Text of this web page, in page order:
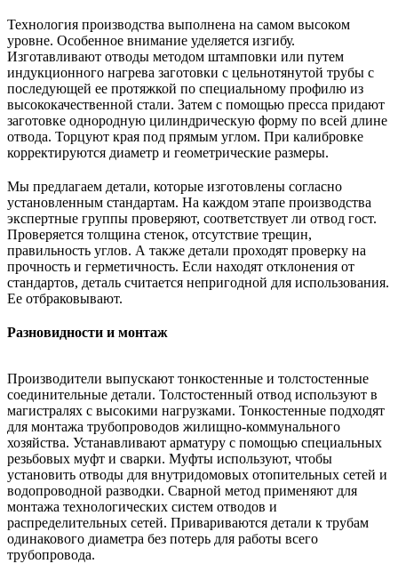
Технология производства выполнена на самом высоком
уровне. Особенное внимание уделяется изгибу.
Изготавливают отводы методом штамповки или путем
индукционного нагрева заготовки с цельнотянутой трубы с
последующей ее протяжкой по специальному профилю из
высококачественной стали. Затем с помощью пресса придают
заготовке однородную цилиндрическую форму по всей длине
отвода. Торцуют края под прямым углом. При калибровке
корректируются диаметр и геометрические размеры.
Мы предлагаем детали, которые изготовлены согласно
установленным стандартам. На каждом этапе производства
экспертные группы проверяют, соответствует ли отвод гост.
Проверяется толщина стенок, отсутствие трещин,
правильность углов. А также детали проходят проверку на
прочность и герметичность. Если находят отклонения от
стандартов, деталь считается непригодной для использования.
Ее отбраковывают.
Разновидности и монтаж
Производители выпускают тонкостенные и толстостенные
соединительные детали. Толстостенный отвод используют в
магистралях с высокими нагрузками. Тонкостенные подходят
для монтажа трубопроводов жилищно-коммунального
хозяйства. Устанавливают арматуру с помощью специальных
резьбовых муфт и сварки. Муфты используют, чтобы
установить отводы для внутридомовых отопительных сетей и
водопроводной разводки. Сварной метод применяют для
монтажа технологических систем отводов и
распределительных сетей. Привариваются детали к трубам
одинакового диаметра без потерь для работы всего
трубопровода.